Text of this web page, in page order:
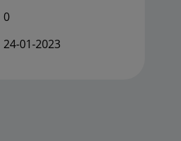
0
‎24-01-2023